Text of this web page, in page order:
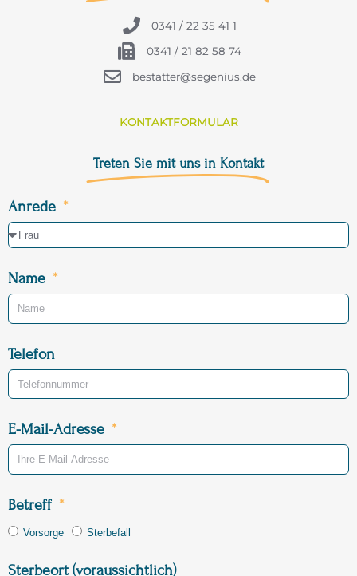
0341 / 22 35 41 1
0341 / 21 82 58 74
bestatter@segenius.de
KONTAKTFORMULAR
Treten Sie mit uns in Kontakt
Anrede
Name
Telefon
E-Mail-Adresse
Betreff
Vorsorge Sterbefall
Sterbeort (voraussichtlich)